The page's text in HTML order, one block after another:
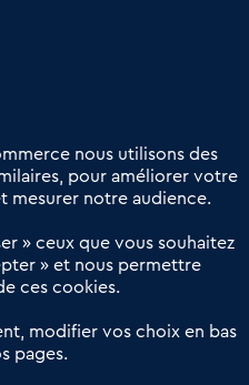
dédié aux transactions
au service du commerce de
nous utilisons des
pour améliorer votre
mesurer notre audience.
» ceux que vous souhaitez
» et nous permettre
ces cookies.
modifier vos choix en bas
pages.